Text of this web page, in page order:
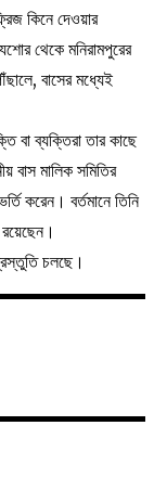
কিনে দেওয়ার
থেকে মনিরামপুরের
বাসের মধ্যেই
বা ব্যক্তিরা তার কাছে
বাস মালিক সমিতির
করেন। বর্তমানে তিনি
চলছে।